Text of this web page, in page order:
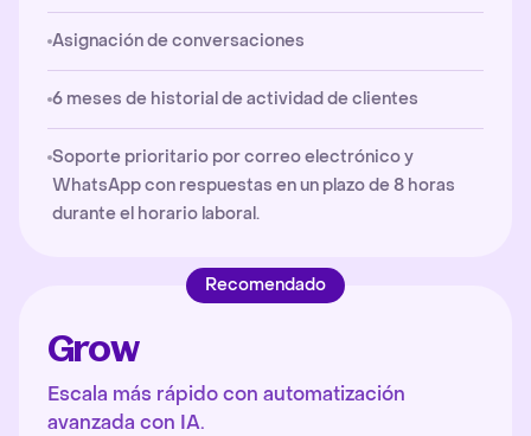
Asignación de conversaciones
6 meses de historial de actividad de clientes
Soporte prioritario por correo electrónico y
WhatsApp con respuestas en un plazo de 8 horas
durante el horario laboral.
Recomendado
Grow
Escala más rápido con automatización
avanzada con IA.